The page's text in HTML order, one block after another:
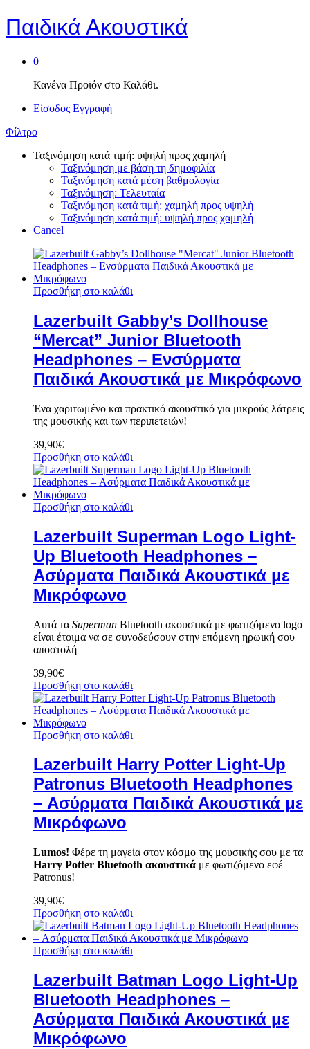
Παιδικά Ακουστικά
0
Κανένα Προϊόν στο Καλάθι.
Είσοδος Εγγραφή
Φίλτρο
Ταξινόμηση κατά τιμή: υψηλή προς χαμηλή
Ταξινόμηση με βάση τη δημοφιλία
Ταξινόμηση κατά μέση βαθμολογία
Ταξινόμηση: Τελευταία
Ταξινόμηση κατά τιμή: χαμηλή προς υψηλή
Ταξινόμηση κατά τιμή: υψηλή προς χαμηλή
Cancel
Προσθήκη στο καλάθι
Lazerbuilt Gabby’s Dollhouse
“Mercat” Junior Bluetooth
Headphones – Ενσύρματα
Παιδικά Ακουστικά με Μικρόφωνο
Ένα χαριτωμένο και πρακτικό ακουστικό για μικρούς λάτρεις
της μουσικής και των περιπετειών!
39,90€
Προσθήκη στο καλάθι
Προσθήκη στο καλάθι
Lazerbuilt Superman Logo Light-
Up Bluetooth Headphones –
Ασύρματα Παιδικά Ακουστικά με
Μικρόφωνο
Αυτά τα Superman Bluetooth ακουστικά με φωτιζόμενο logo
είναι έτοιμα να σε συνοδεύσουν στην επόμενη ηρωική σου
αποστολή
39,90€
Προσθήκη στο καλάθι
Προσθήκη στο καλάθι
Lazerbuilt Harry Potter Light-Up
Patronus Bluetooth Headphones
– Ασύρματα Παιδικά Ακουστικά με
Μικρόφωνο
Lumos! Φέρε τη μαγεία στον κόσμο της μουσικής σου με τα
Harry Potter Bluetooth ακουστικά με φωτιζόμενο εφέ
Patronus!
39,90€
Προσθήκη στο καλάθι
Προσθήκη στο καλάθι
Lazerbuilt Batman Logo Light-Up
Bluetooth Headphones –
Ασύρματα Παιδικά Ακουστικά με
Μικρόφωνο